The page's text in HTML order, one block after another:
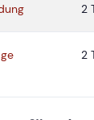
2
2